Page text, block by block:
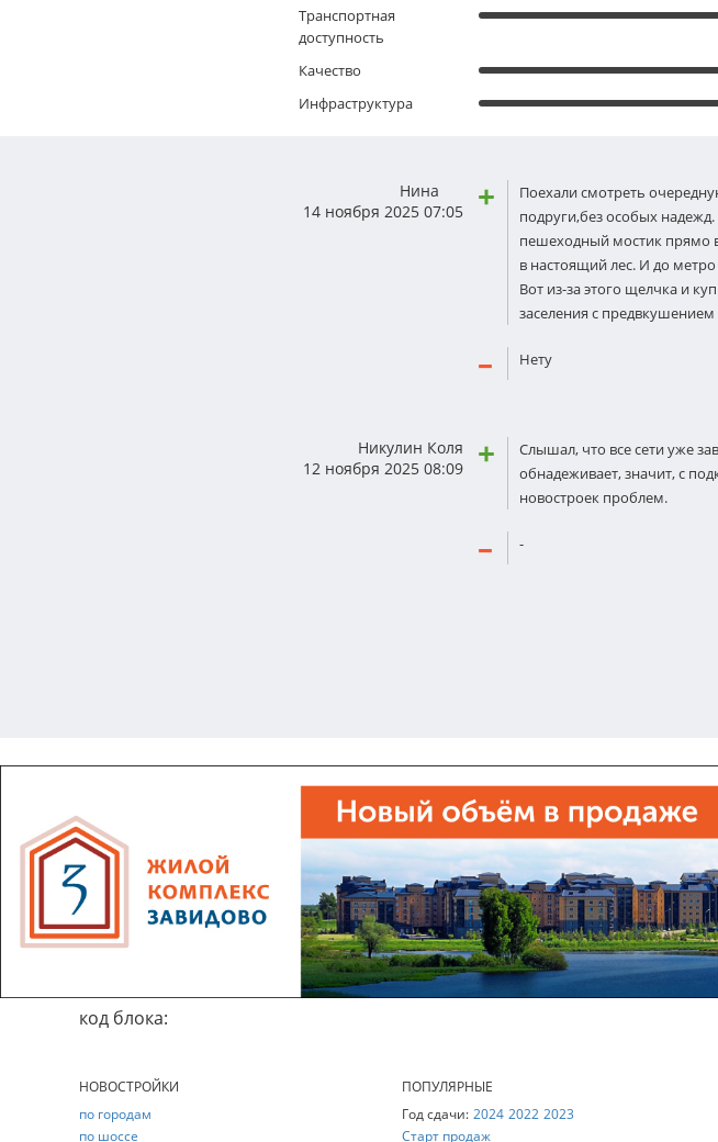
Транспортная
доступность
Качество
Инфраструктура
Нина
14 ноября 2025 07:05
Поехали смотреть
подруги,без особых
пешеходный мостик прямо
в настоящий лес. И до
Вот из-за этого щелчка и
заселения с предвкушением
Нету
Никулин Коля
12 ноября 2025 08:09
Слышал, что все сети уже
обнадеживает, значит, с
новостроек проблем.
-
код блока:
НОВОСТРОЙКИ
по городам
по шоссе
ПОПУЛЯРНЫЕ
Год сдачи: 2024 2022 2023
Старт продаж